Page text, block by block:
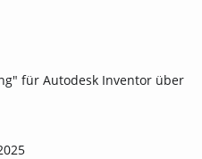
für Autodesk Inventor über